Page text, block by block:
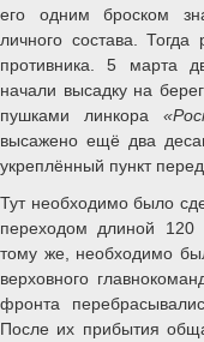
его одним броском
личного состава.
противника. 5 марта
начали высадку на
пушками линкора
высажено ещё два
укреплённый пункт
Тут необходимо было
переходом длиной
тому же, необходимо
верховного
фронта
После их прибытия